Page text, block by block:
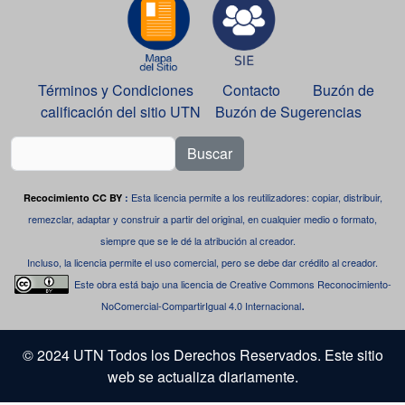
Términos y Condiciones Contacto
Buzón de
calificación del sitio UTN
Buzón de Sugerencias
Buscar
Recocimiento CC BY : Esta licencia permite a los reutilizadores: copiar, distribuir,
remezclar, adaptar y construir a partir del original, en cualquier medio o formato,
siempre que se le dé la atribución al creador.
Incluso, la licencia permite el uso comercial, pero se debe dar crédito al creador.
Este obra está bajo unalicencia de Creative Commons Reconocimiento-
NoComercial-CompartirIgual 4.0 Internacional.
© 2024 UTN Todos los Derechos Reservados. Este sitio
web se actualiza diariamente.